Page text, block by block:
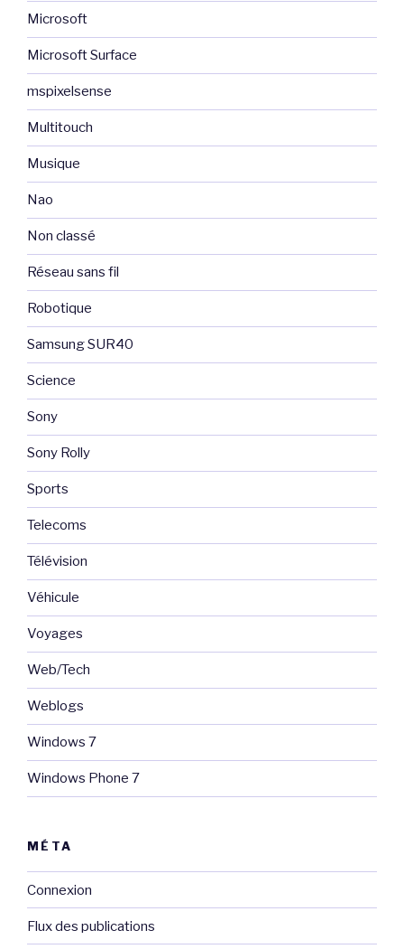
Microsoft
Microsoft Surface
mspixelsense
Multitouch
Musique
Nao
Non classé
Réseau sans fil
Robotique
Samsung SUR40
Science
Sony
Sony Rolly
Sports
Telecoms
Télévision
Véhicule
Voyages
Web/Tech
Weblogs
Windows 7
Windows Phone 7
MÉTA
Connexion
Flux des publications